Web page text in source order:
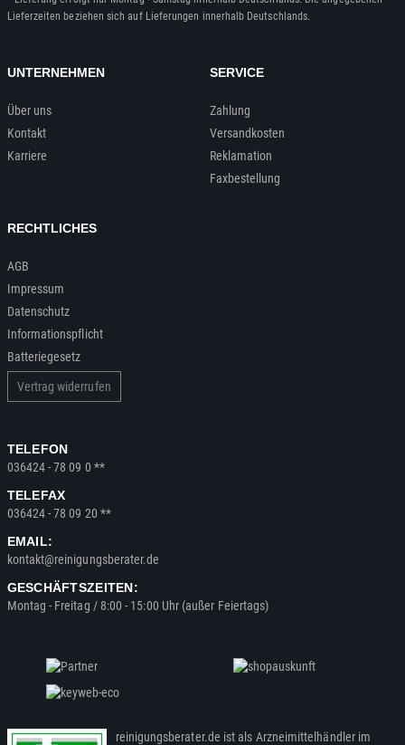
Lieferzeiten beziehen sich auf Lieferungen innerhalb Deutschlands.
UNTERNEHMEN
Über uns
Kontakt
Karriere
SERVICE
Zahlung
Versandkosten
Reklamation
Faxbestellung
RECHTLICHES
AGB
Impressum
Datenschutz
Informationspflicht
Batteriegesetz
Vertrag widerrufen
TELEFON
036424 - 78 09 0 **
TELEFAX
036424 - 78 09 20 **
EMAIL:
kontakt@reinigungsberater.de
GESCHÄFTSZEITEN:
Montag - Freitag / 8:00 - 15:00 Uhr (außer Feiertags)
reinigungsberater.de ist als Arzneimittelhändler im